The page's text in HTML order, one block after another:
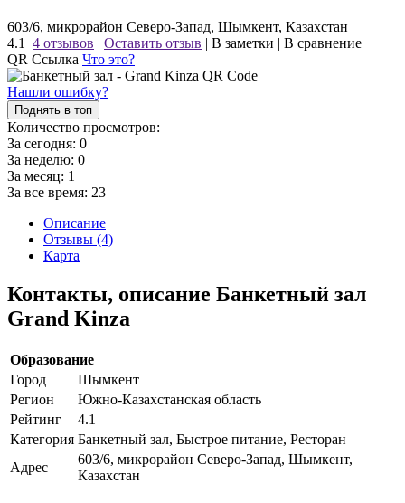
603/6, микрорайон Северо-Запад, Шымкент, Казахстан
4.1
4 отзывов | Оставить отзыв | В заметки | В сравнение
QR Ссылка Что это?
Нашли ошибку?
Поднять в топ
Количество просмотров:
За сегодня: 0
За неделю: 0
За месяц: 1
За все время: 23
Описание
Отзывы (4)
Карта
Контакты, описание Банкетный зал
Grand Kinza
Образование
Город
Шымкент
Регион
Южно-Казахстанская область
Рейтинг
4.1
Категория Банкетный зал, Быстрое питание, Ресторан
Адрес
603/6, микрорайон Северо-Запад, Шымкент,
Казахстан